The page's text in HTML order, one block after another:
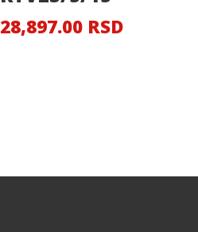
28,897.00 RSD